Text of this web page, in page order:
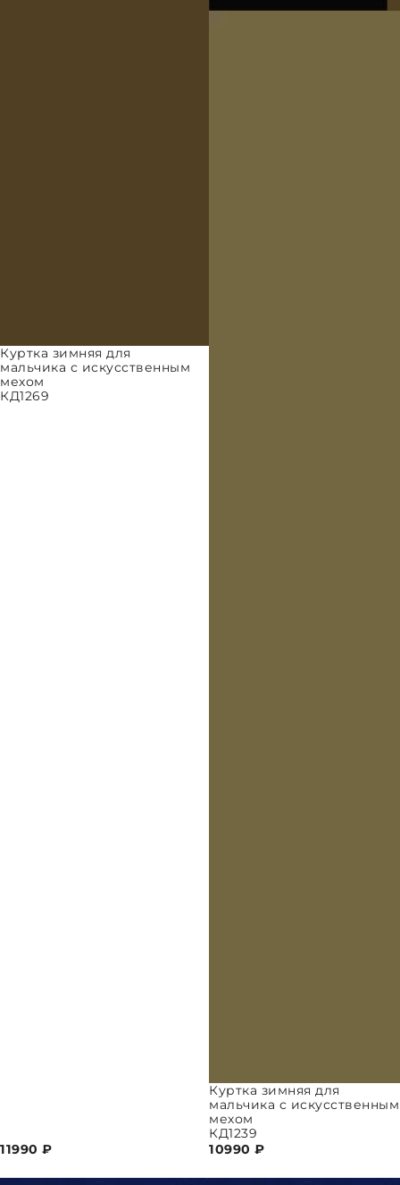
Куртка зимняя для
мальчика с искусственным
мехом
КД1269
11990 ₽
Куртка зимняя для
мальчика с искусственным
мехом
КД1239
10990₽